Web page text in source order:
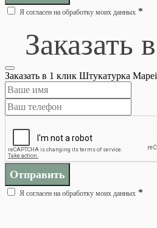
Я согласен на обработку моих данных *
Заказать
Заказать в 1 клик Штукатурка
Отправить
Я согласен на обработку моих данных *